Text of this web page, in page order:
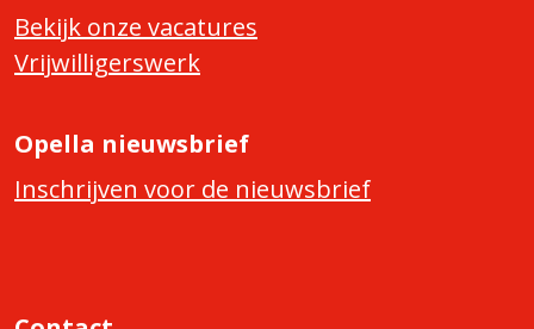
Bekijk onze vacatures
Vrijwilligerswerk
Opella nieuwsbrief
Inschrijven voor de nieuwsbrief